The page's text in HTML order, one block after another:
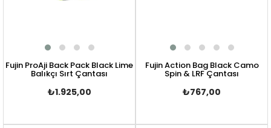
Fujin ProAji Back Pack Black Lime
Balıkçı Sırt Çantası
₺1.925,00
Fujin Action Bag Black Camo
Spin & LRF Çantası
₺767,00